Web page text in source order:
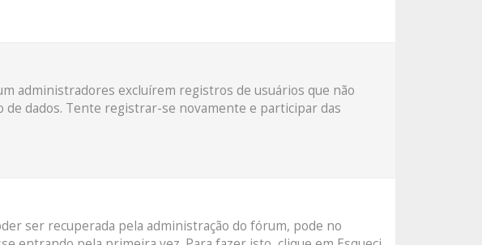
administradores excluírem registros de usuários que não
dados. Tente registrar-se novamente e participar das
ser recuperada pela administração do fórum, pode no